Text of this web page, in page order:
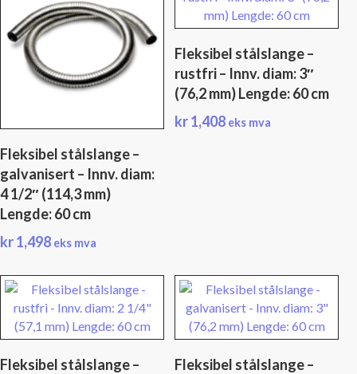
Fleksibel stålslange –
galvanisert – Innv. diam:
4 1/2″ (114,3 mm)
Lengde: 60 cm
kr1,498 eks mva
Fleksibel stålslange –
rustfri – Innv. diam: 3″
(76,2 mm) Lengde: 60 cm
kr1,408 eks mva
Fleksibel stålslange –
Fleksibel stålslange –